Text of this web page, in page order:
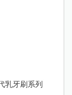
乳牙刷系列